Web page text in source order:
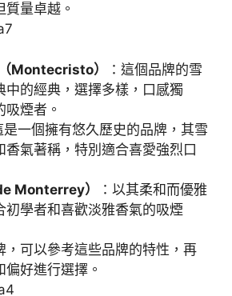
量卓越。
Montecristo）
：這個品牌的雪
中的經典，選擇多樣，口感獨
煙者。
是一個擁有悠久歷史的品牌，其雪
香氣著稱，特別適合喜愛強烈口
Monterrey）
：以其柔和而優雅
初學者和喜歡淡雅香氣的吸煙
，可以參考這些品牌的特性，再
好進行選擇。